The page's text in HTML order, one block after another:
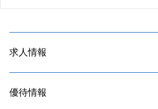
求人情報
優待情報